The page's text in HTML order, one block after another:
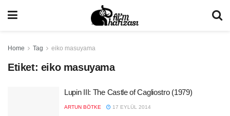
Home Tag eiko masuyama
Etiket: eiko masuyama
Lupin III: The Castle of Cagliostro (1979)
ARTUN BÖTKE 17 EYLÜL 2014